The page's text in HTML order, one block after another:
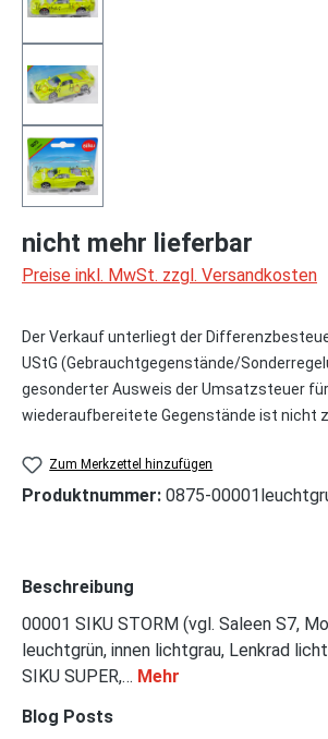
nicht mehr lieferbar
Preise inkl. MwSt. zzgl. Versandkosten
Der Verkauf unterliegt der
UStG (Gebrauchtgegenstände/
gesonderter Ausweis der Umsatzsteuer
wiederaufbereitete Gegenstände ist nicht
Zum Merkzettel hinzufügen
Produktnummer: 0875-
Beschreibung
00001 SIKU STORM (vgl. Saleen S7,
leuchtgrün, innen lichtgrau, Lenkrad
SIKU SUPER,… Mehr
Blog Posts